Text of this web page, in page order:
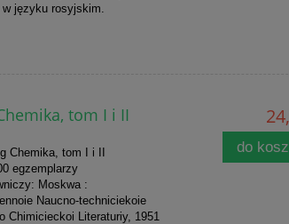
języku rosyjskim.
tom I i II
Chemika, tom I i II
egzemplarzy
Moskwa :
Naucno-techniciekoie
Chimicieckoi Literaturiy, 1951
do